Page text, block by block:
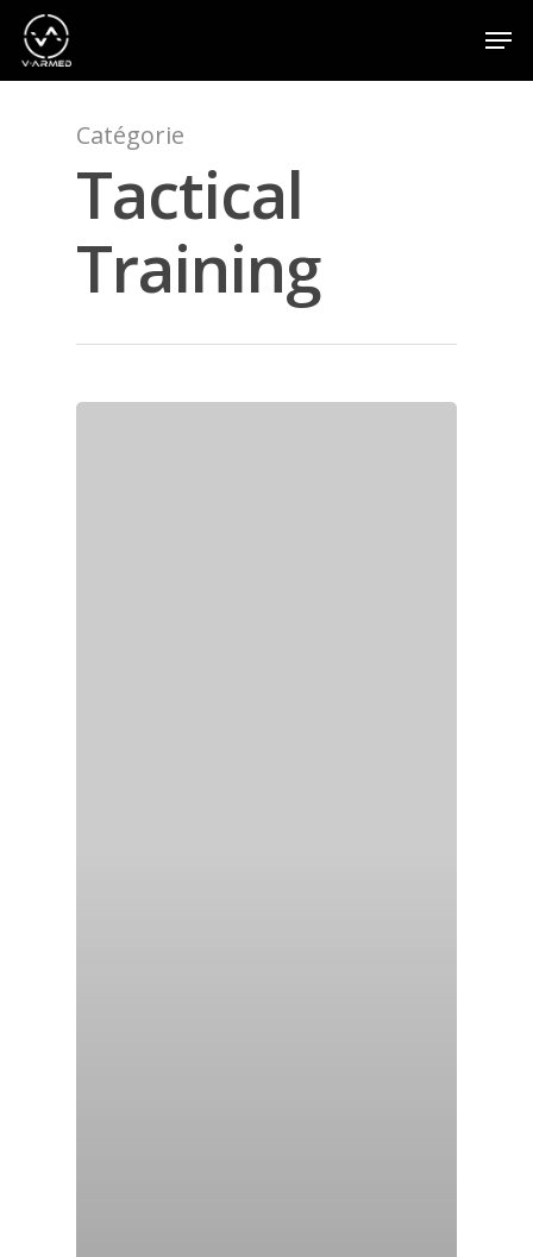
Appuyez sur la touche Entrée pour effectuer une
recherche ou sur la touche ESC pour fermer
Catégorie
Tactical
Training